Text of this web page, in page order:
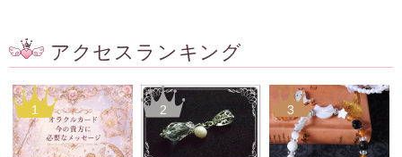
アクセスランキング
1 2 3